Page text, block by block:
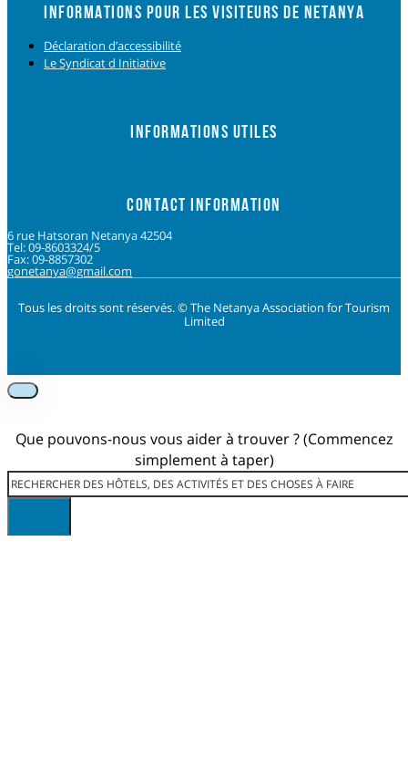
INFORMATIONS POUR LES VISITEURS DE NETANYA
Déclaration d’accessibilité
Le Syndicat d Initiative
INFORMATIONS UTILES
CONTACT INFORMATION
6 rue Hatsoran Netanya 42504
Tel: 09-8603324/5
Fax: 09-8857302
gonetanya@gmail.com
Tous les droits sont réservés. © The Netanya Association for Tourism
Limited
Que pouvons-nous vous aider à trouver ? (Commencez
simplement à taper)
Rechercher